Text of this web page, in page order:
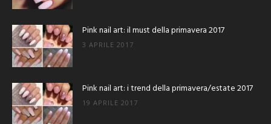
Pink nail art: il must della primavera 2017
3 APRILE 2017
Pink nail art: i trend della primavera/estate 2017
19 APRILE 2017